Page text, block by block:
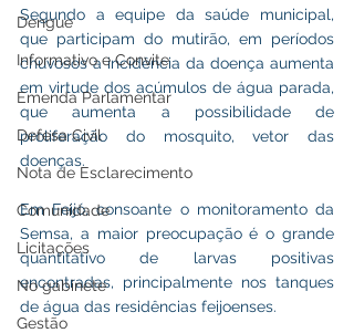
Dengue
Informativo e Convite
Emenda Parlamentar
Defesa Civil
Nota de Esclarecimento
Comunidade
Licitações
No gabinete
Gestão
Segundo a equipe da saúde municipal,
que participam do mutirão, em períodos
chuvosos a incidência da doença aumenta
em virtude dos acúmulos de água parada,
que aumenta a possibilidade de
proliferação do mosquito, vetor das
doenças.
Em Feijó, consoante o monitoramento da
Semsa, a maior preocupação é o grande
quantitativo de larvas positivas
encontradas, principalmente nos tanques
de água das residências feijoenses.